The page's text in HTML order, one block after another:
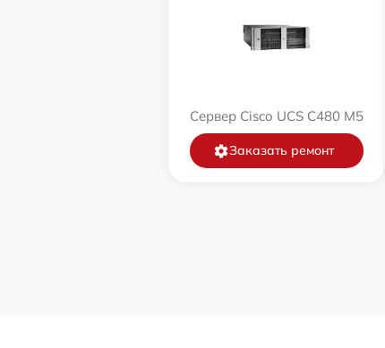
Сервер Cisco UCS C480 M5
Заказать ремонт